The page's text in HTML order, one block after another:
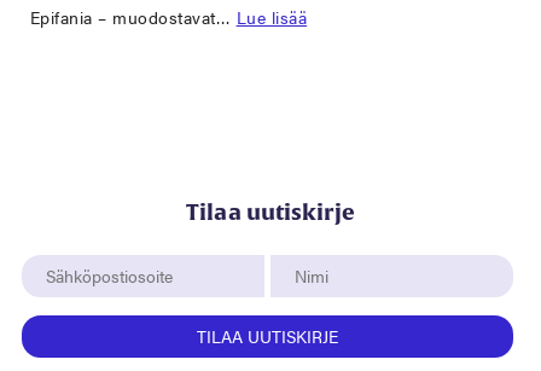
Epifania – muodostavat… Lue lisää
Tilaa uutiskirje
TILAA UUTISKIRJE